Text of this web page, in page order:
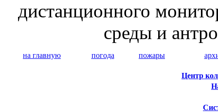
дистанционного
среды и
на главную погода пожары
Центр